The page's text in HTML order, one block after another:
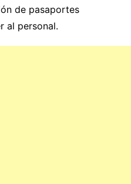
de pasaportes
al personal.